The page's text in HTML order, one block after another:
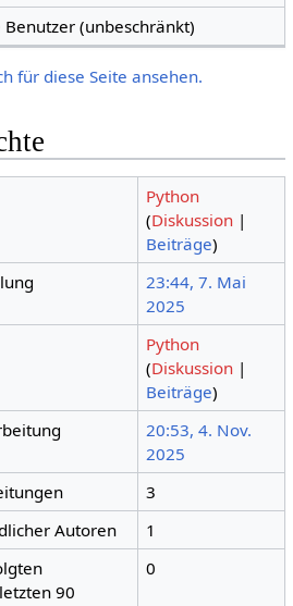
Benutzer (unbeschränkt)
für diese Seite ansehen.
Python
(Diskussion |
Beiträge)
23:44, 7. Mai
2025
Python
(Diskussion |
Beiträge)
20:53, 4. Nov.
2025
3
Autoren
1
90
0